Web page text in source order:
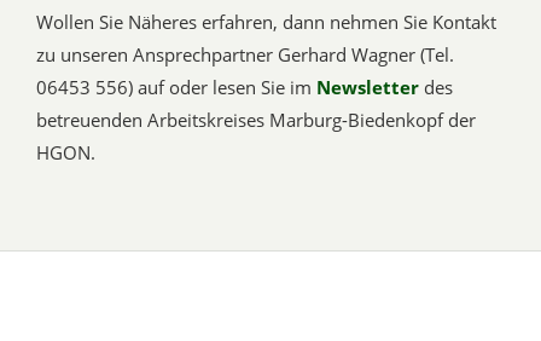
Wollen Sie Näheres erfahren, dann nehmen Sie Kontakt
zu unseren Ansprechpartner Gerhard Wagner (Tel.
06453 556) auf oder lesen Sie im Newsletter des
betreuenden Arbeitskreises Marburg-Biedenkopf der
HGON.